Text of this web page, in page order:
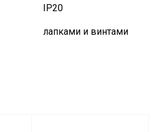
IP20
лапками и винтами